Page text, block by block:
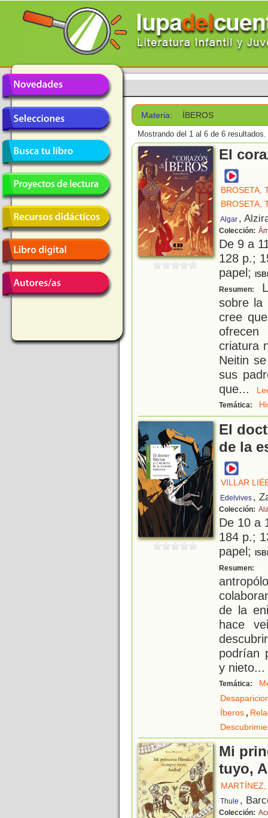
Materia: ÍBEROS
Mostrando del 1 al 6 de 6 resultados.
El
BROSETA,
BROSETA,
Algar ,
Colección:
De 9 a
128 p.;
papel;
Resumen:
sobre la
cree
criatura
Neitin
sus
que...
Temática:
El
de la
VILLAR
Edelvives ,
Colección:
De 10 a
184 p.;
papel;
Resumen:
de la
hace
podrían
y nieto...
Temática:
Íberos,
Mi
tuyo,
Thule ,
Colección: